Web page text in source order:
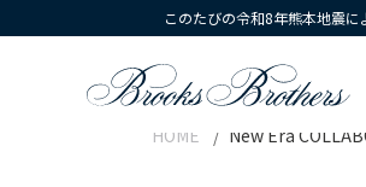
このたびの令和8年熊本地震
HOME New Era